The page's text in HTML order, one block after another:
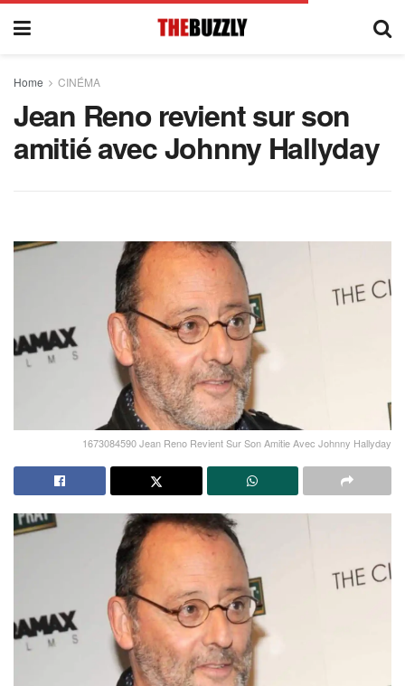
Home CINÉMA
Jean Reno revient sur son
amitié avec Johnny Hallyday
1673084590 Jean Reno Revient Sur Son Amitie Avec Johnny Hallyday